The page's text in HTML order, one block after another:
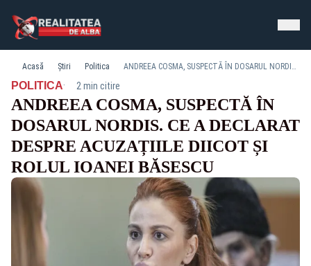
Acasă Știri Politica ANDREEA COSMA, SUSPECTĂ ÎN DOSARUL NORDIS. CE A DECLARAT DESPRE ACUZAȚIILE DIICOT ȘI ROLUL IOANEI BĂSESCU​​​​​​​​​​​​​​​​
POLITICA· 2 min citire
ANDREEA COSMA, SUSPECTĂ ÎN
DOSARUL NORDIS. CE A DECLARAT
DESPRE ACUZAȚIILE DIICOT ȘI
ROLUL IOANEI BĂSESCU​​​​​​​​​​​​​​​​